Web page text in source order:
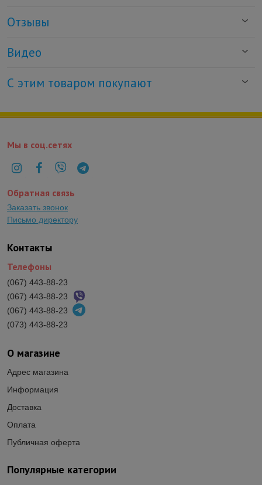
Отзывы
Видео
С этим товаром покупают
Популярные категории
О магазине
Адрес магазина
Информация
Доставка
Оплата
Публичная оферта
Контакты
Телефоны
(067) 443-88-23
(067) 443-88-23
(067) 443-88-23
(073) 443-88-23
Мы в соц.сетях
Обратная связь
Заказать звонок
Письмо директору